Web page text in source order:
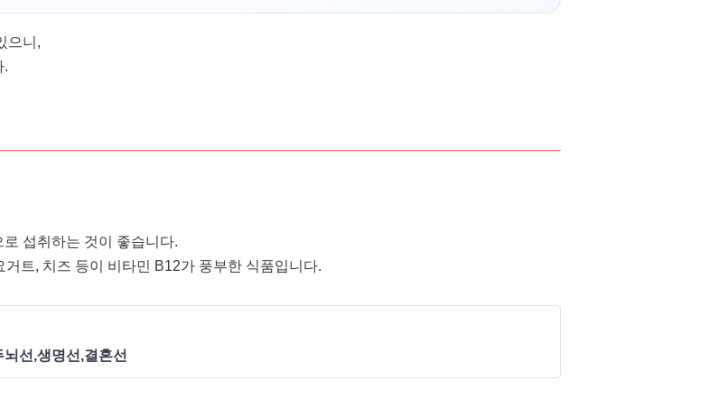
으니,
.
섭취하는 것이 좋습니다.
트, 치즈 등이 비타민 B12가 풍부한 식품입니다.
선,생명선,결혼선